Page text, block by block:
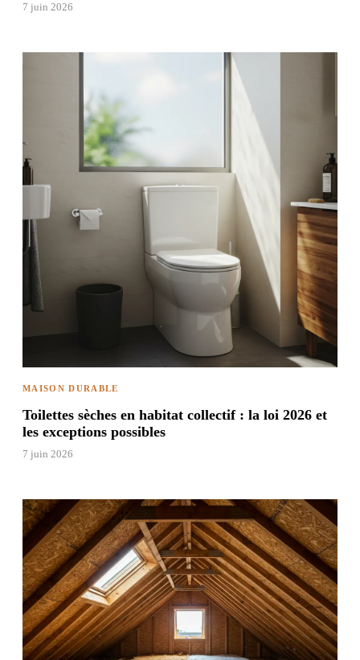
7 juin 2026
MAISON DURABLE
Toilettes sèches en habitat collectif : la loi 2026 et
les exceptions possibles
7 juin 2026